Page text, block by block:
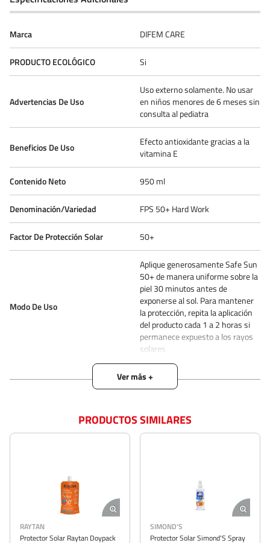
Marca DIFEM CARE
PRODUCTO ECOLÓGICO Si
Advertencias De Uso
Uso externo solamente. No usar
en niños menores de 6 meses sin
consulta al pediatra
Beneficios De Uso
Efecto antioxidante gracias a la
vitamina E
Contenido Neto 950 ml
Denominación/Variedad FPS 50+ Hard Work
Factor De Protección Solar 50+
Modo De Uso
Aplique generosamente Safe Sun
50+ de manera uniforme sobre la
piel 30 minutos antes de
exponerse al sol. Para mantener
la protección, repita la aplicación
del producto cada 1 a 2 horas si
permanece expuesto a los rayos
solares
Tipo De Producto Protector solar
Unidades Por Paquete 1.00
Zona De Aplicación
Descripción del Producto
PRODUCTOS SIMILARES
RAYTAN
Protector Solar Raytan Doypack
SIMOND'S
Protector Solar Simond'S Spray